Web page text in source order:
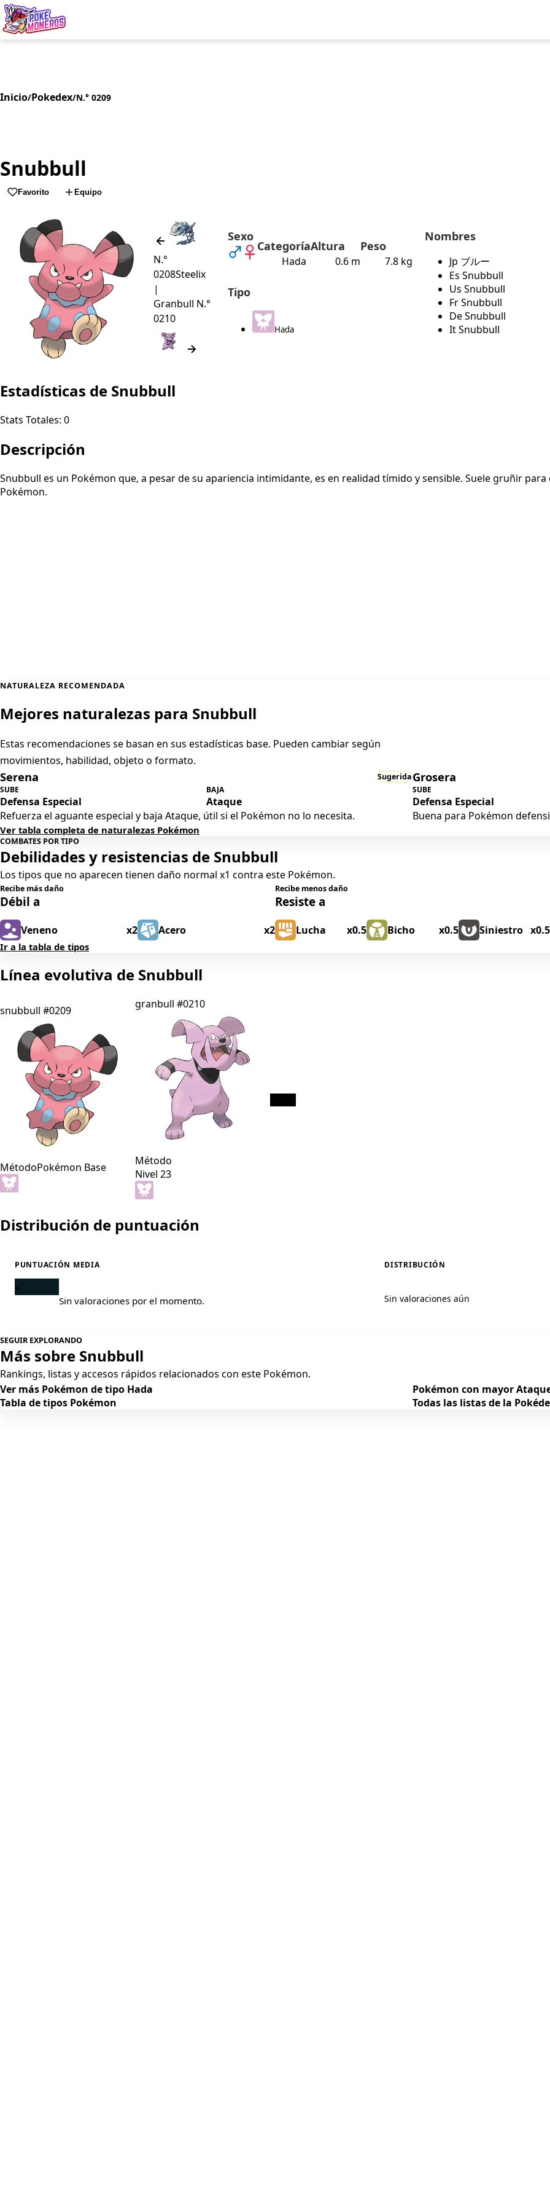
Inicio/Pokedex/N.° 0209
Snubbull
Favorito Equipo
N.°
0208Steelix
|
Granbull N.°
0210
Sexo
Categoría
Hada
Altura
0.6 m
Peso
7.8 kg
Tipo
Hada
Nombres
Jp ブルー
Es Snubbull
Us Snubbull
Fr Snubbull
De Snubbull
It Snubbull
Estadísticas de Snubbull
Stats Totales: 0
Descripción
Snubbull es un Pokémon que, a pesar de su apariencia intimidante, es en realidad tímido y sensible. Suele gruñir
Pokémon.
NATURALEZA RECOMENDADA
Mejores naturalezas para Snubbull
Estas recomendaciones se basan en sus estadísticas base. Pueden cambiar según
movimientos, habilidad, objeto o formato.
Serena
Sugerida
SUBE
Defensa Especial
BAJA
Ataque
Refuerza el aguante especial y baja Ataque, útil si el Pokémon no lo necesita.
Grosera
SUBE
Defensa Especial
Buena para Pokémon
Ver tabla completa de naturalezas Pokémon
COMBATES POR TIPO
Debilidades y resistencias de Snubbull
Los tipos que no aparecen tienen daño normal x1 contra este Pokémon.
Recibe más daño
Débil a
Veneno x2 Acero x2
Recibe menos daño
Resiste a
Lucha x0.5 Bicho x0.5 Siniestro x0.5
Ir a la tabla de tipos
Línea evolutiva de Snubbull
snubbull #0209
MétodoPokémon Base
granbull #0210
Método
Nivel 23
Distribución de puntuación
PUNTUACIÓN MEDIA
–
Sin valoraciones por el momento.
DISTRIBUCIÓN
Sin valoraciones aún
SEGUIR EXPLORANDO
Más sobre Snubbull
Rankings, listas y accesos rápidos relacionados con este Pokémon.
Ver más Pokémon de tipo Hada
Pokémon con mayor
Tabla de tipos Pokémon
Todas las listas de la